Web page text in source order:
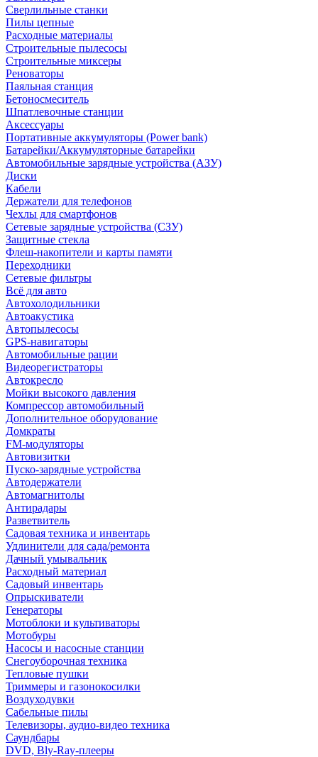
Сверлильные станки
Пилы цепные
Расходные материалы
Строительные пылесосы
Строительные миксеры
Реноваторы
Паяльная станция
Бетоносмеситель
Шпатлевочные станции
Аксессуары
Портативные аккумуляторы (Power bank)
Батарейки/Аккумуляторные батарейки
Автомобильные зарядные устройства (АЗУ)
Диски
Кабели
Держатели для телефонов
Чехлы для смартфонов
Сетевые зарядные устройства (СЗУ)
Защитные стекла
Флеш-накопители и карты памяти
Переходники
Сетевые фильтры
Всё для авто
Автохолодильники
Автоакустика
Автопылесосы
GPS-навигаторы
Автомобильные рации
Видеорегистраторы
Автокресло
Мойки высокого давления
Компрессор автомобильный
Дополнительное оборудование
Домкраты
FM-модуляторы
Автовизитки
Пуско-зарядные устройства
Автодержатели
Автомагнитолы
Антирадары
Разветвитель
Садовая техника и инвентарь
Удлинители для сада/ремонта
Дачный умывальник
Расходный материал
Садовый инвентарь
Опрыскиватели
Генераторы
Мотоблоки и культиваторы
Мотобуры
Насосы и насосные станции
Снегоуборочная техника
Тепловые пушки
Триммеры и газонокосилки
Воздуходувки
Сабельные пилы
Телевизоры, аудио-видео техника
Саундбары
DVD, Bly-Ray-плееры